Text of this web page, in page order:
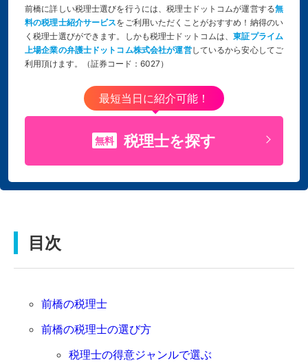
前橋に詳しい税理士選びを行うには、税理士ドットコムが運営する無
料の税理士紹介サービスをご利用いただくことがおすすめ！納得のい
く税理士選びができます。しかも税理士ドットコムは、東証プライム
上場企業の弁護士ドットコム株式会社が運営しているから安心してご
利用頂けます。（証券コード：6027）
最短当日に紹介可能！
無料 税理士を探す
目次
前橋の税理士
前橋の税理士の選び方
税理士の得意ジャンルで選ぶ